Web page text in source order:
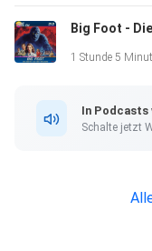
00:01:24 Handlung,
00:08:44 Highlights
00:35:56 Lowlights
Big Foot -
1 Stunde 5
In Podcasts
Schalte jetzt